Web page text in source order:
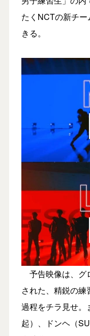
たくNCTの新チ
きる。
予告映像は、グ
された、精鋭の
過程をチラ見せ。
起）、ドンヘ（